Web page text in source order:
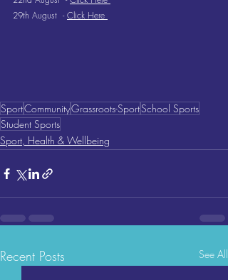
29th August  - Click Here
SportCommunityGrassroots-SportSchool Sports
Student Sports
Sport, Health & Wellbeing
Recent Posts See All